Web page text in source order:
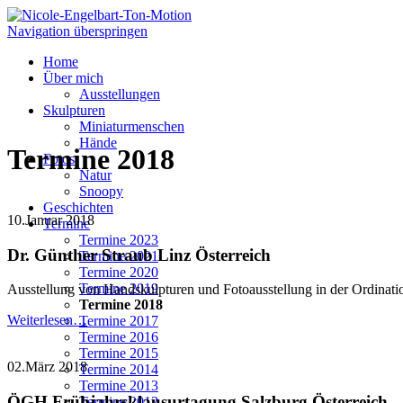
Navigation überspringen
Home
Über mich
Ausstellungen
Skulpturen
Miniaturmenschen
Hände
Fotos
Natur
Snoopy
Geschichten
Termine
Termine 2023
Termine 2021
Termine 2020
Termine 2019
Termine 2018
Termine 2017
Termine 2016
Termine 2015
Termine 2014
Termine 2013
Termine 2018
10.Januar 2018
Dr. Günther Straub Linz Österreich
Ausstellung von Handskulpturen und Fotoausstellung in der
Weiterlesen…
02.März 2018